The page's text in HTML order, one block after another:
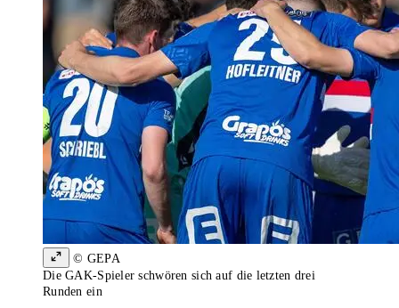
© GEPA
Die GAK-Spieler schwören sich auf die letzten drei
Runden ein